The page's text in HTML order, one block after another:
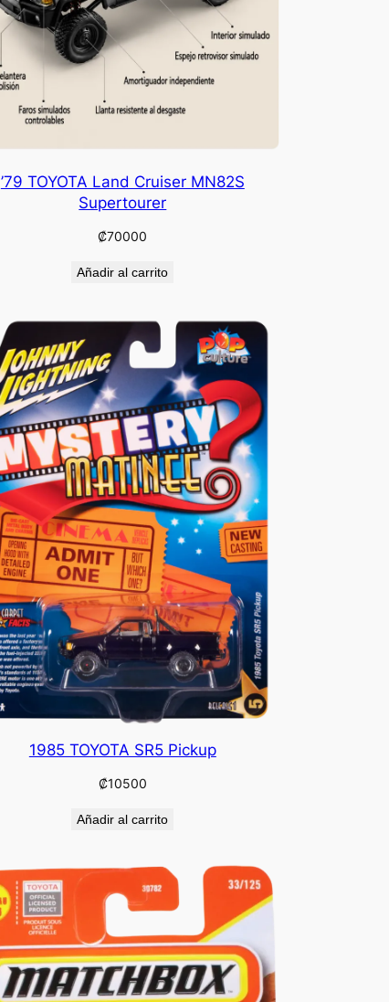
’79 TOYOTA Land Cruiser MN82S
Supertourer
₡70000
Añadir al carrito
1985 TOYOTA SR5 Pickup
₡10500
Añadir al carrito